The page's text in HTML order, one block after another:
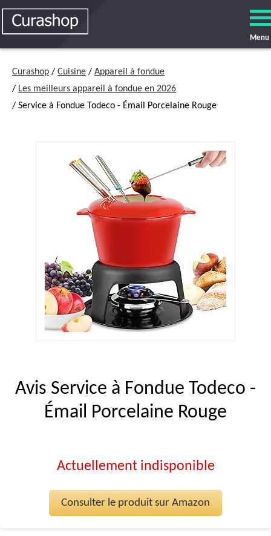
Menu
Curashop / Cuisine / Appareil à fondue
/ Les meilleurs appareil à fondue en 2026
/ Service à Fondue Todeco - Émail Porcelaine Rouge
Avis Service à Fondue Todeco -
Émail Porcelaine Rouge
Actuellement indisponible
Consulter le produit sur Amazon